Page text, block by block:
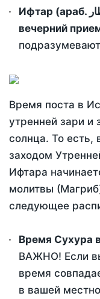
Ифтар (араб. إفطار) — разговение - это
вечерний
Время поста в
утренней зари и
солнца. То есть,
заходом
Ифтара
молитвы
следующее
Время Сухура
ВАЖНО! Если
время
в вашей